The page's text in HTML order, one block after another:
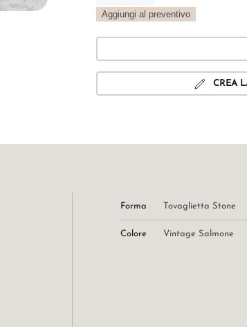
Vintage
Aggiungi al preventivo
CREA
Forma Tovaglietta Stone
Colore Vintage Salmone